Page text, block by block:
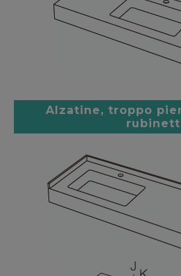
Alzatine, troppo